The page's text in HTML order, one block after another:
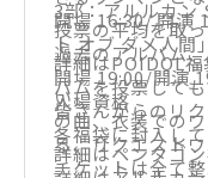
投票の平均を取
詳細はPOIDOL
い。
開場 16:30/ 開演
過去のアルバム
バムを投票して
の曲、衣装での
詳細はペンタゴ
3部：アルルカン
ト オブ ダメ人間
開場 19:00/開演
皆さんからのリ
る、リクエスト
入場資格
各福袋に封入し
チケットは全て